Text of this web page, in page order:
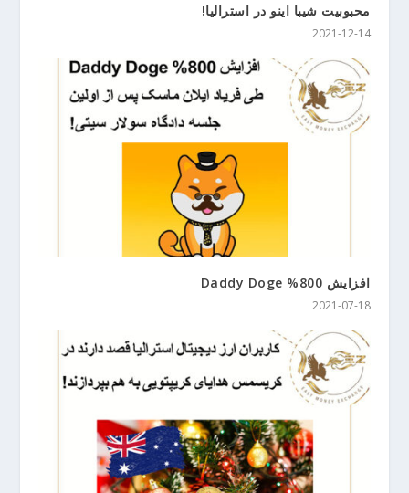
محبوبیت شیبا اینو در استرالیا!
2021-12-14
افزایش Daddy Doge %800
2021-07-18